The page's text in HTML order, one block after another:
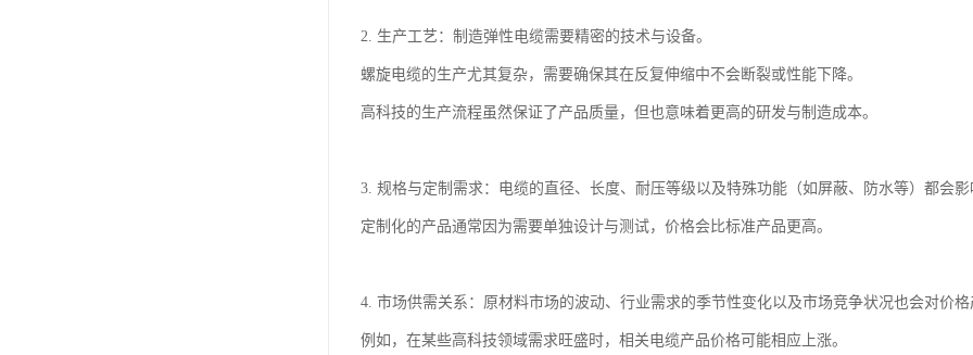
2. 生产工艺：制造弹性电缆需要精密的技术与设备。
螺旋电缆的生产尤其复杂，需要确保其在反复伸缩中不会断裂或性能下降。
高科技的生产流程虽然保证了产品质量，但也意味着更高的研发与制造成本。
3. 规格与定制需求：电缆的直径、长度、耐压等级以及特殊功能（如屏蔽、防水等）都会
定制化的产品通常因为需要单独设计与测试，价格会比标准产品更高。
4. 市场供需关系：原材料市场的波动、行业需求的季节性变化以及市场竞争状况也会对价
例如，在某些高科技领域需求旺盛时，相关电缆产品价格可能相应上涨。